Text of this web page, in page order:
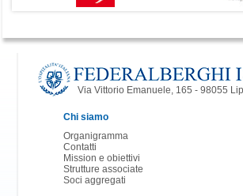
Via Vittorio Emanuele, 165 - 98055
Chi siamo
Organigramma
Contatti
Mission e obiettivi
Strutture associate
Soci aggregati